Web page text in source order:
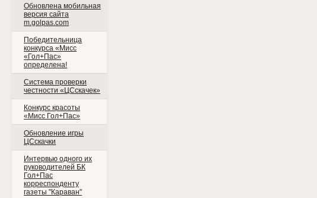
Обновлена мобильная
версия сайта
m.golpas.com
Победительница
конкурса «Мисс
«Гол+Пас»
определена!
Система проверки
честности «ЦСскачек»
Конкурс красоты
«Мисс Гол+Пас»
Обновление игры
ЦСскачки
Интервью одного их
руководителей БК
Гол+Пас
корреспонденту
газеты "Караван"